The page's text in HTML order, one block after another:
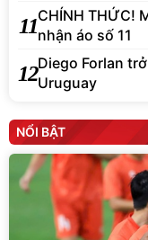
11CHÍNH THỨC!
nhận áo số 11
12Diego Forlan
Uruguay
NỔI BẬT